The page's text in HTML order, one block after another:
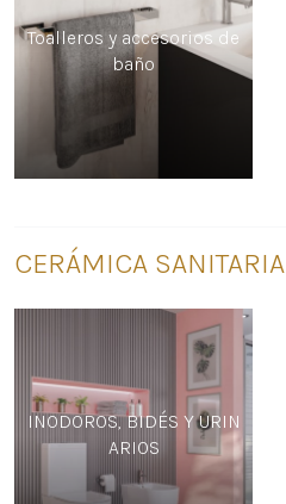
Toalleros y accesorios de
baño
CERÁMICA SANITARIA
INODOROS, BIDÉS Y URIN
ARIOS